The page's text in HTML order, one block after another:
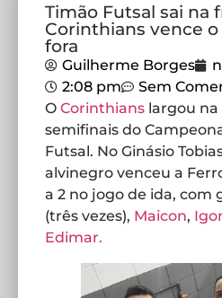
Timão Futsal sai na
Corinthians vence
fora
Guilherme Borges
2:08 pm
Sem
O Corinthians largou
semifinais do
Futsal. No Ginásio
alvinegro venceu a
a 2 no jogo de ida, com
(três vezes), Maicon,
Edimar.